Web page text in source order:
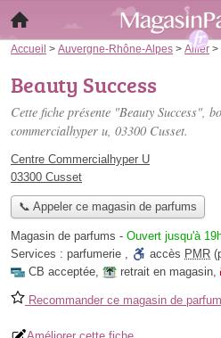
Accueil > Auvergne-Rhône-Alpes > Allier >
Beauty Success
Cette fiche présente "Beauty Success",
commercialhyper u, 03300 Cusset.
Centre Commercialhyper U
03300 Cusset
📞 Appeler ce magasin de parfums
Magasin de parfums - Ouvert jusqu'à
Services : parfumerie , accès PMR
CB acceptée, retrait en magasin,
Recommander ce magasin de